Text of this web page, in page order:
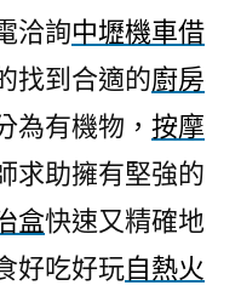
洽詢中壢機車借
找到合適的廚房
為有機物， 按摩
求助擁有堅強的
盒快速又精確地
好吃好玩自熱火